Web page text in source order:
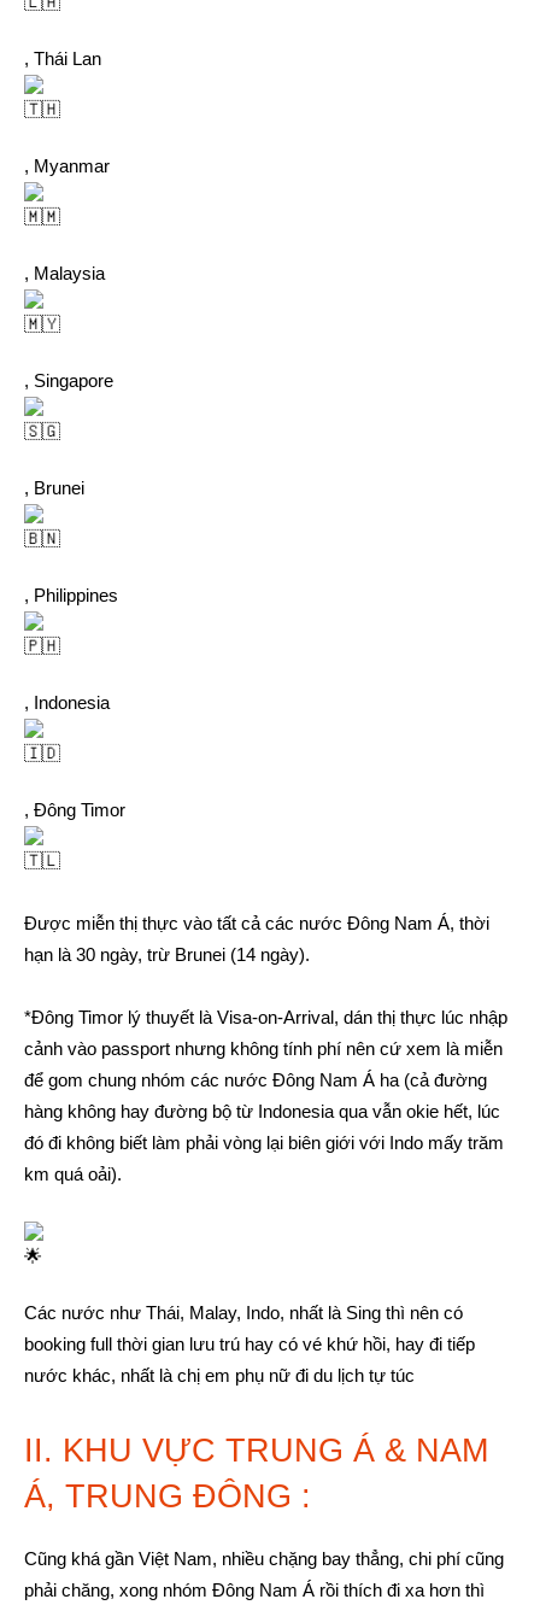
, Thái Lan
, Myanmar
, Malaysia
, Singapore
, Brunei
, Philippines
, Indonesia
, Đông Timor
Được miễn thị thực vào tất cả các nước Đông Nam Á, thời
hạn là 30 ngày, trừ Brunei (14 ngày).
*Đông Timor lý thuyết là Visa-on-Arrival, dán thị thực lúc nhập
cảnh vào passport nhưng không tính phí nên cứ xem là miễn
để gom chung nhóm các nước Đông Nam Á ha (cả đường
hàng không hay đường bộ từ Indonesia qua vẫn okie hết, lúc
đó đi không biết làm phải vòng lại biên giới với Indo mấy trăm
km quá oải).
Các nước như Thái, Malay, Indo, nhất là Sing thì nên có
booking full thời gian lưu trú hay có vé khứ hồi, hay đi tiếp
nước khác, nhất là chị em phụ nữ đi du lịch tự túc
II. KHU VỰC TRUNG Á & NAM
Á, TRUNG ĐÔNG :
Cũng khá gần Việt Nam, nhiều chặng bay thẳng, chi phí cũng
phải chăng, xong nhóm Đông Nam Á rồi thích đi xa hơn thì